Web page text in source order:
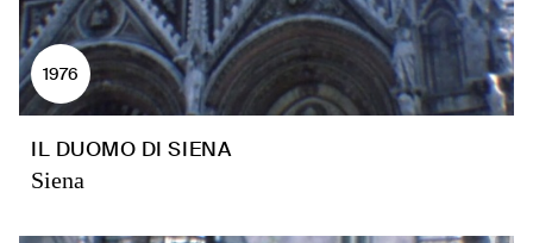
1976
IL DUOMO DI SIENA
Siena